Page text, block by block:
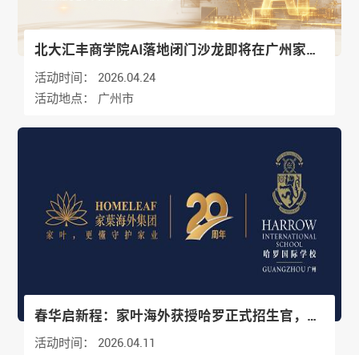
北大汇丰商学院AI落地闭门沙龙即将在广州家叶
海外集团举办
活动时间：
2026.04.24
活动地点：
广州市
春华启新程：家叶海外获授哈罗正式招生官，邀
您共赴4月“春日来信”教育之约
活动时间：
2026.04.11